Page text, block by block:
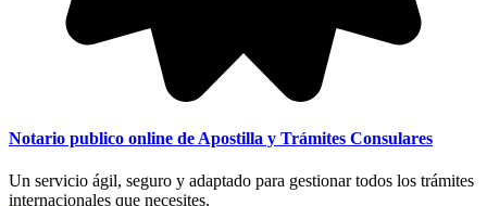
Notario publico online de Apostilla y Trámites Consulares
Un servicio ágil, seguro y adaptado para gestionar todos los trámites
internacionales que necesites.